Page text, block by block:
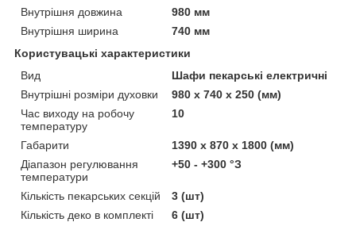
Внутрішня довжина
980 мм
Внутрішня ширина
740 мм
Користувацькi характеристики
Вид
Шафи пекарські електричні
Внутрішні розміри духовки
980 х 740 х 250 (мм)
Час виходу на робочу
температуру
10
Габарити
1390 x 870 x 1800 (мм)
Діапазон регулювання
температури
+50 - +300 °З
Кількість пекарських секцій
3 (шт)
Кількість деко в комплекті
6 (шт)